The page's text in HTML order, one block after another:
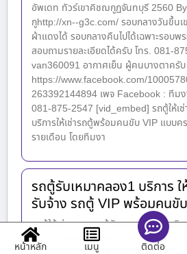
อัพเดท ทัวร์เขาคิชฌกูฏจันทบุรี 2560
กูhttp://xn--g3c.com/ รอบกลางวันขึ้นเ
ผ้าแดงได้ รอบกลางคืนไปได้เฉพาะรอบพ
สอบถามรายละเอียดได้ครับ โทร. 081-
van360091 อากาศเย็น ผู้คนบางตาครั
https://www.facebook.com/
263392144894 เพจ Facebook : ทีม
081-875-2547 [vid_embed] รถตู้ให้เช่
บริการให้เช่ารถตู้พร้อมคนขับ VIP แบบค
รายเดือน โดยทีมงา
รถตู้รับเหมาคลอง1 บริการ
รับจ้าง รถตู้ VIP พร้อมคนขั
รถตู้ให้เช่า.com รถตู้รับเหมาคลอง1 บริ
ขับ VIP แบบครบวงจร ทั้งแบบรายวัน รา
หน้าหลัก เมนู ติดต่อ